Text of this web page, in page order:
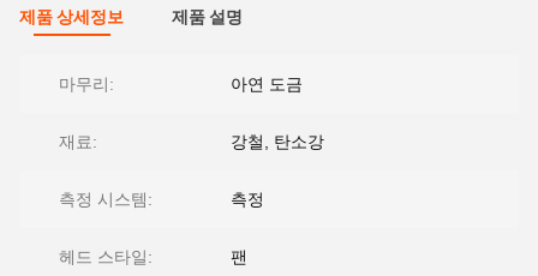
제품 상세정보 제품 설명
마무리: 아연 도금
재료: 강철, 탄소강
측정 시스템: 측정
헤드 스타일: 팬